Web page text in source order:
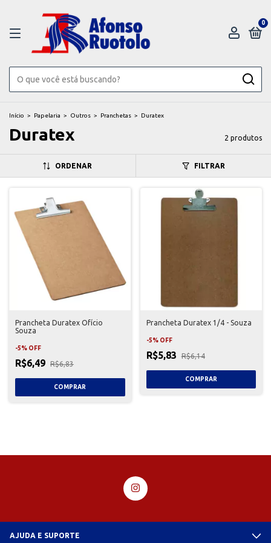
0
Início > Papelaria > Outros > Pranchetas > Duratex
Duratex 2 produtos
ORDENAR FILTRAR
Prancheta Duratex Ofício
Souza
-5% OFF
R$6,49 R$6,83
Prancheta Duratex 1/4 - Souza
-5% OFF
R$5,83 R$6,14
AJUDA E SUPORTE